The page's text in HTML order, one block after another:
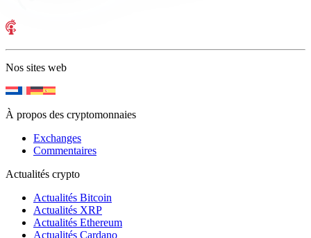
Nos sites web
À propos des cryptomonnaies
Exchanges
Commentaires
Actualités crypto
Actualités Bitcoin
Actualités XRP
Actualités Ethereum
Actualités Cardano